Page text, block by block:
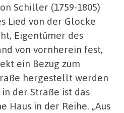
Schiller (1759-1805)
Lied von der Glocke
Eigentümer des
von vornherein fest,
ein Bezug zum
hergestellt werden
der Straße ist das
Haus in der Reihe. „Aus